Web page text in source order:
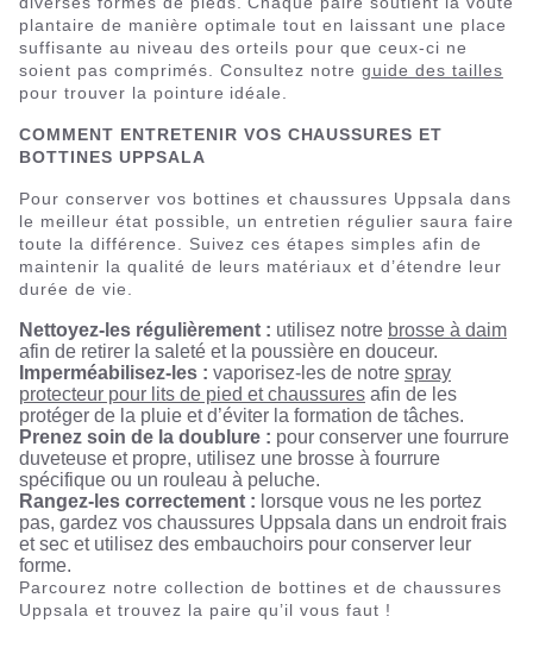
plantaire de manière optimale tout en laissant une place
suffisante au niveau des orteils pour que ceux-ci ne
soient pas comprimés. Consultez notreguide des tailles
pour trouver la pointure idéale.
COMMENT ENTRETENIR VOS CHAUSSURES ET
BOTTINES UPPSALA
Pour conserver vos bottines et chaussures Uppsala dans
le meilleur état possible, un entretien régulier saura faire
toute la différence. Suivez ces étapes simples afin de
maintenir la qualité de leurs matériaux et d’étendre leur
durée de vie.
Nettoyez-les régulièrement : utilisez notre brosse à daim
afin de retirer la saleté et la poussière en douceur.
Imperméabilisez-les : vaporisez-les de notre spray
protecteur pour lits de pied et chaussures afin de les
protéger de la pluie et d’éviter la formation de tâches.
Prenez soin de la doublure : pour conserver une fourrure
duveteuse et propre, utilisez une brosse à fourrure
spécifique ou un rouleau à peluche.
Rangez-les correctement : lorsque vous ne les portez
pas, gardez vos chaussures Uppsala dans un endroit frais
et sec et utilisez des embauchoirs pour conserver leur
forme.
Parcourez notre collection de bottines et de chaussures
Uppsala et trouvez la paire qu’il vous faut !